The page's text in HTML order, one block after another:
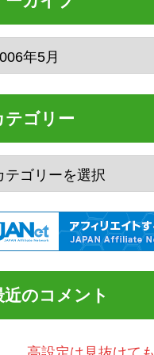
テゴリー
近のコメント